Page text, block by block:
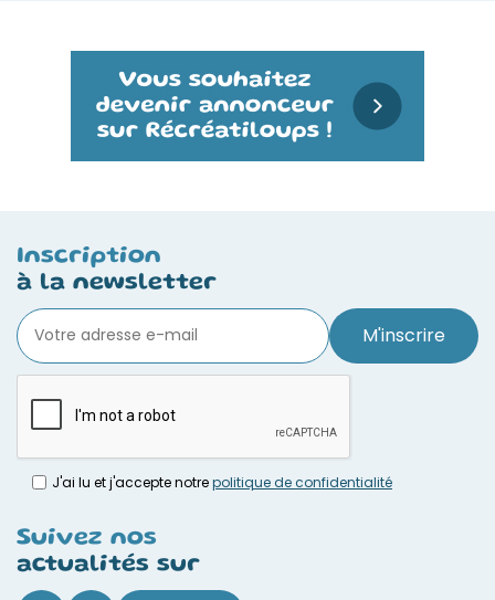
Inscription
à la newsletter
M'inscrire
J'ai lu et j'accepte notrepolitique de confidentialité
Suivez nos
actualités sur